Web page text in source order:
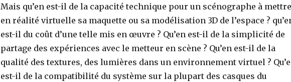
Mais qu’en est-il de la capacité technique pour un scénographe à mettre
en réalité virtuelle sa maquette ou sa modélisation 3D de l’espace ?
est-il du coût d’une telle mis en œuvre ? Qu’en est-il de la simplicité de
partage des expériences avec le metteur en scène ? Qu’en est-il de la
qualité des textures, des lumières dans un environnement virtuel ?
est-il de la compatibilité du système sur la plupart des casques du